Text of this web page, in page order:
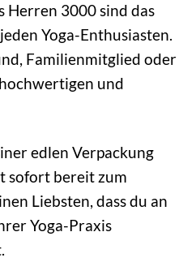
Herren 3000 sind das
Yoga-Enthusiasten.
Familienmitglied oder
und
edlen Verpackung
sofort bereit zum
Liebsten, dass du an
Yoga-Praxis